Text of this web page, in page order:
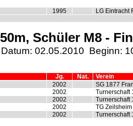
1995 LG Eintracht
50m, Schüler M8 -
Datum: 02.05.2010 Beginn:
Jg. Nat.
Verein
2002
SG 1877
2002
Turnerschaft
2002
Turnerschaft
2002
TG Zeilsheim
2002 Turnerschaft